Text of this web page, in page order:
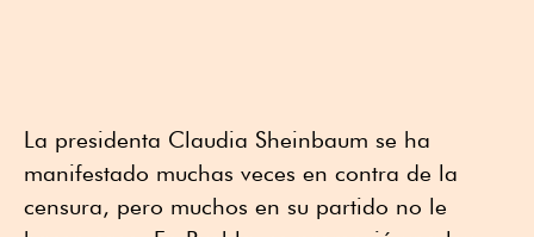
La presidenta Claudia Sheinbaum se ha
manifestado muchas veces en contra de la
censura, pero muchos en su partido no le